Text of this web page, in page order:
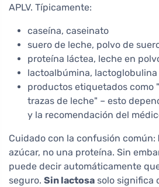
APLV. Típicamente:
caseína, caseinato
suero de leche, polvo de
proteína láctea, leche en
lactoalbúmina, lactoglobulina
productos etiquetados como
trazas de leche" – esto
y la recomendación del
Cuidado con la confusión común:
azúcar, no una proteína. Sin
puede decir automáticamente
seguro. Sin lactosa solo significa